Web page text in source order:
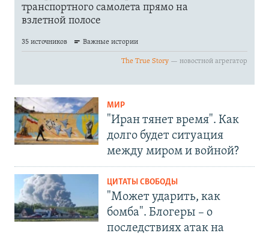
МИР
"Иран тянет время". Как
долго будет ситуация
между миром и войной?
ЦИТАТЫ СВОБОДЫ
"Может ударить, как
бомба". Блогеры – о
последствиях атак на